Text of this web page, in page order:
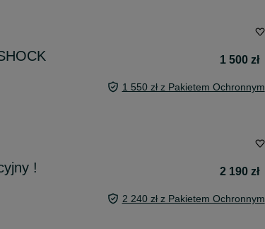
1 500 zł
1 550 zł z Pakietem Ochronnym
!
2 190 zł
2 240 zł z Pakietem Ochronnym